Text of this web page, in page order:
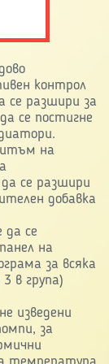
контрол
се разшири за
се постигне
на
се разшири
добавка
да се
на
за всяка
в група)
изведени
за